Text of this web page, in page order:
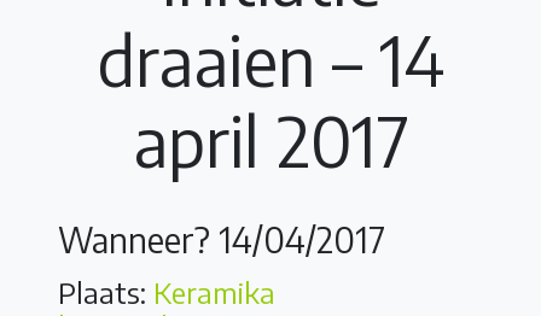
draaien – 14
april 2017
Wanneer? 14/04/2017
Plaats: Keramika